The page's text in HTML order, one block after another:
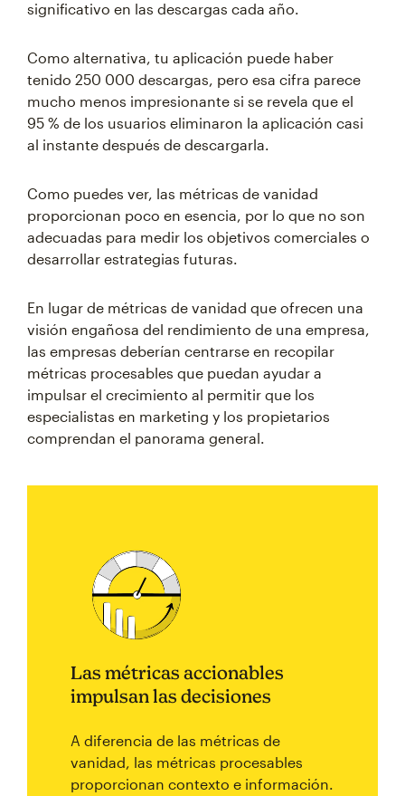
significativo en las descargas cada año.
Como alternativa, tu aplicación puede haber
tenido 250 000 descargas, pero esa cifra parece
mucho menos impresionante si se revela que el
95 % de los usuarios eliminaron la aplicación casi
al instante después de descargarla.
Como puedes ver, las métricas de vanidad
proporcionan poco en esencia, por lo que no son
adecuadas para medir los objetivos comerciales o
desarrollar estrategias futuras.
En lugar de métricas de vanidad que ofrecen una
visión engañosa del rendimiento de una empresa,
las empresas deberían centrarse en recopilar
métricas procesables que puedan ayudar a
impulsar el crecimiento al permitir que los
especialistas en marketing y los propietarios
comprendan el panorama general.
Las métricas accionables
impulsan las decisiones
A diferencia de las métricas de
vanidad, las métricas procesables
proporcionan contexto e información.